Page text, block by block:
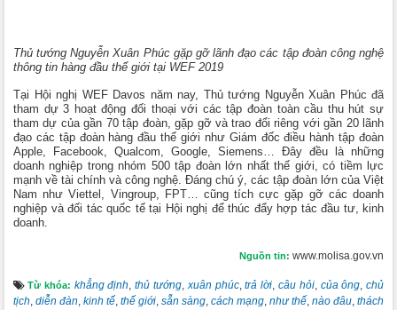
Thủ tướng Nguyễn Xuân Phúc gặp gỡ lãnh đạo các tập đoàn công nghệ
thông tin hàng đầu thế giới tại WEF 2019
Tại Hội nghị WEF Davos năm nay, Thủ tướng Nguyễn Xuân Phúc đã
tham dự 3 hoạt động đối thoại với các tập đoàn toàn cầu thu hút sự
tham dự của gần 70 tập đoàn, gặp gỡ và trao đổi riêng với gần 20 lãnh
đạo các tập đoàn hàng đầu thế giới như Giám đốc điều hành tập đoàn
Apple, Facebook, Qualcom, Google, Siemens… Đây đều là những
doanh nghiệp trong nhóm 500 tập đoàn lớn nhất thế giới, có tiềm lực
mạnh về tài chính và công nghệ. Đáng chú ý, các tập đoàn lớn của Việt
Nam như Viettel, Vingroup, FPT… cũng tích cực gặp gỡ các doanh
nghiệp và đối tác quốc tế tại Hội nghị để thúc đẩy hợp tác đầu tư, kinh
doanh.
Nguồn tin: www.molisa.gov.vn
Từ khóa: khẳng định,thủ tướng,xuân phúc,trả lời, câu hỏi, của ông,chủ
tịch, diễn đàn, kinh tế, thế giới, sẵn sàng, cách mạng, như thế, nào đâu, thách